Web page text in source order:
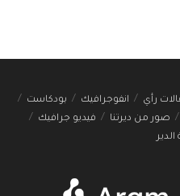
رأي انفوجرافيك
بودكاست
صور من ديرتنا
فيديو جرافيك